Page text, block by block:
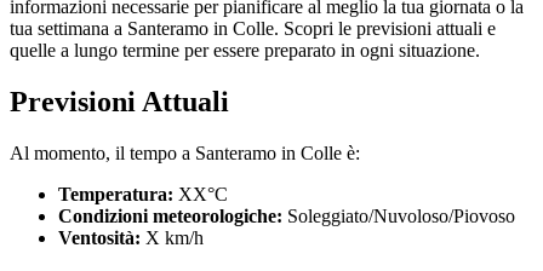
informazioni necessarie per pianificare al meglio la tua giornata o la
tua settimana a Santeramo in Colle. Scopri le previsioni attuali e
quelle a lungo termine per essere preparato in ogni situazione.
Previsioni Attuali
Al momento, il tempo a Santeramo in Colle è:
Temperatura: XX°C
Condizioni meteorologiche: Soleggiato/Nuvoloso/Piovoso
Ventosità: X km/h